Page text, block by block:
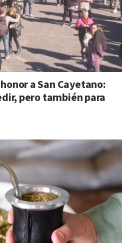
a San Cayetano:
pero también para